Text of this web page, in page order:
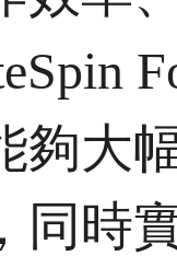
夠大
同時